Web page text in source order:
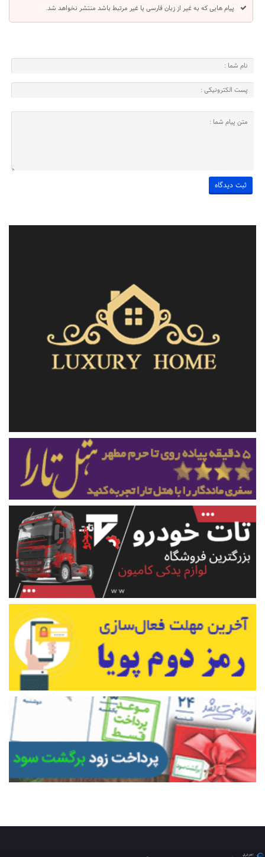
پیام هایی که به غیر از زبان فارسی یا غیر مرتبط باشد منتشر نخواهد شد.